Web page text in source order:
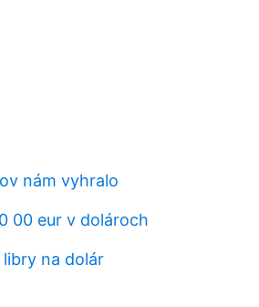
nám vyhralo
00 eur v dolároch
na dolár